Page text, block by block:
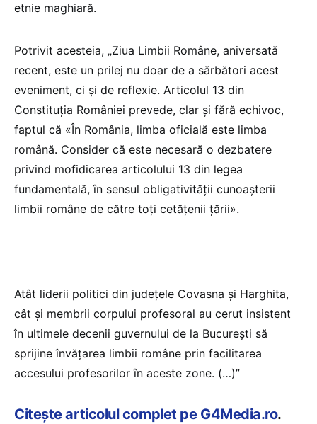
etnie maghiară.
Potrivit acesteia, „Ziua Limbii Române, aniversată
recent, este un prilej nu doar de a sărbători acest
eveniment, ci și de reflexie. Articolul 13 din
Constituția României prevede, clar și fără echivoc,
faptul că «În România, limba oficială este limba
română. Consider că este necesară o dezbatere
privind mofidicarea articolului 13 din legea
fundamentală, în sensul obligativităţii cunoaşterii
limbii române de către toţi cetăţenii ţării».
Atât liderii politici din județele Covasna și Harghita,
cât și membrii corpului profesoral au cerut insistent
în ultimele decenii guvernului de la București să
sprijine învățarea limbii române prin facilitarea
accesului profesorilor în aceste zone. (…)”
Citește articolul complet pe G4Media.ro.